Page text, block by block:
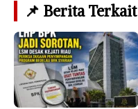
📌 Berita Terkait